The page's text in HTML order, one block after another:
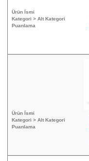
Ürün İsmi
Kategori > Alt Kategori
Puanlama
Ürün İsmi
Kategori > Alt Kategori
Puanlama